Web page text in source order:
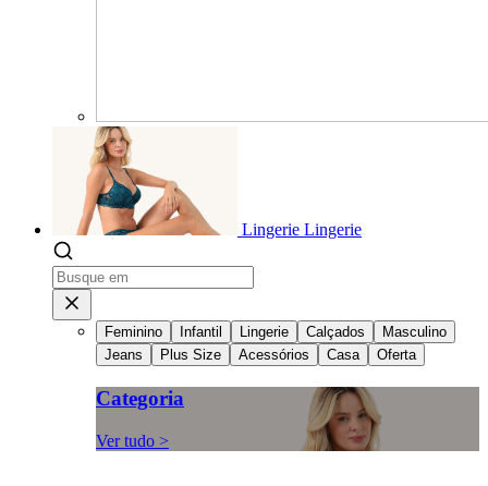
Lingerie Lingerie
Feminino Infantil Lingerie Calçados
Masculino
Jeans
Plus Size Acessórios Casa Oferta
Categoria
Ver tudo >